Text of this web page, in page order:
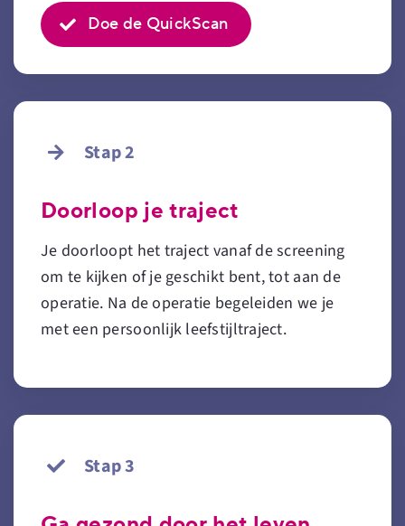
Doe de QuickScan
Stap 2
Doorloop je traject
Je doorloopt het traject vanaf de screening
om te kijken of je geschikt bent, tot aan de
operatie. Na de operatie begeleiden we je
met een persoonlijk leefstijltraject.
Stap 3